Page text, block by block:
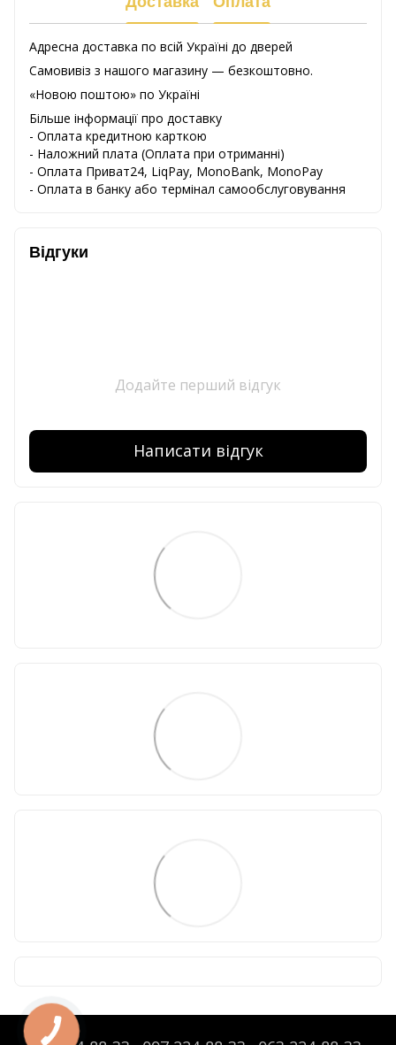
Адресна доставка по всій Україні до дверей
Самовивіз з нашого магазину — безкоштовно.
«Новою поштою» по Україні
Більше інформації про доставку
- Оплата кредитною карткою
- Наложний плата (Оплата при отриманні)
- Оплата Приват24, LiqPay, MonoBank, MonoPay
- Оплата в банку або термінал самообслуговування
Відгуки
Додайте перший відгук
Написати відгук